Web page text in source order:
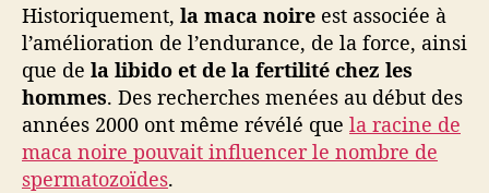
Historiquement, la maca noire est associée à
l’amélioration de l’endurance, de la force, ainsi
que de la libido et de la fertilité chez les
hommes. Des recherches menées au début des
années 2000 ont même révélé que la racine de
maca noire pouvait influencer le nombre de
spermatozoïdes.